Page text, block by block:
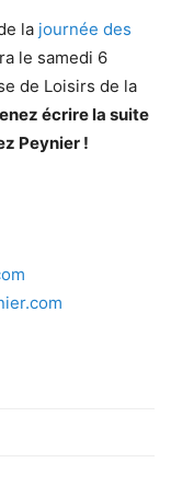
la journée des
le samedi 6
de Loisirs de la
écrire la suite
Peynier !